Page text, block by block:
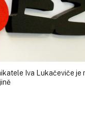
Iva Lukačeviče je